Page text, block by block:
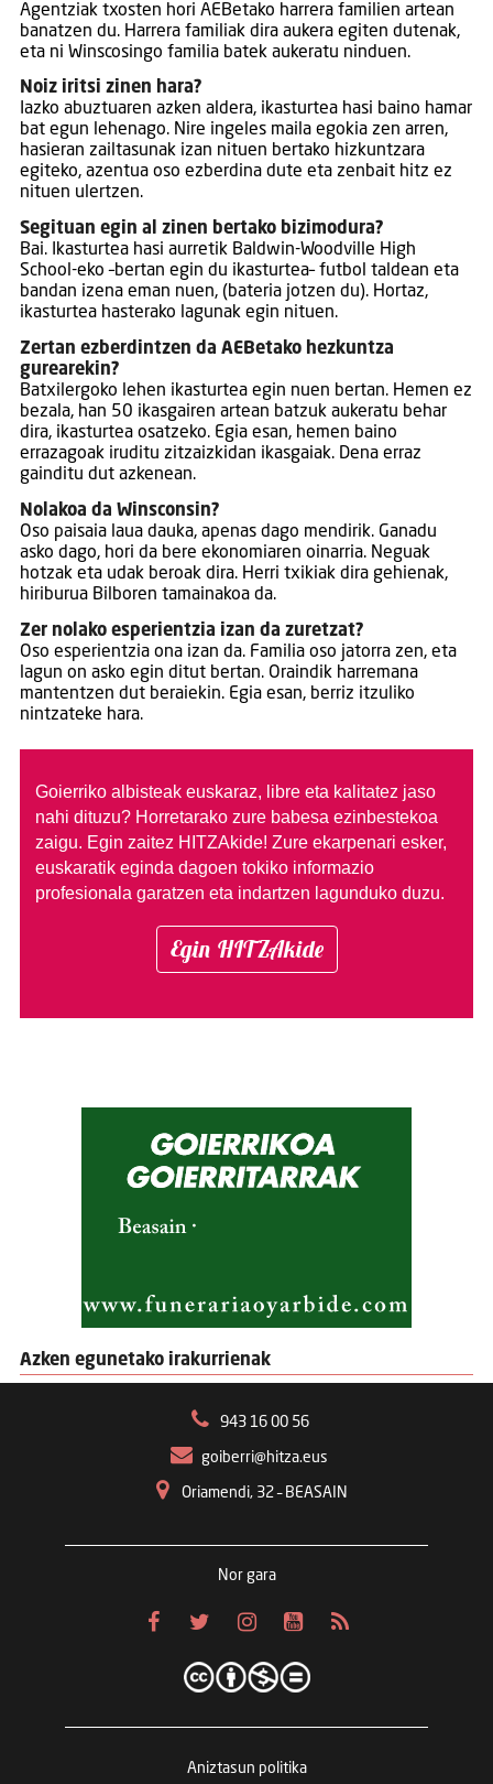
Agentziak txosten hori AEBetako harrera familien artean
banatzen du. Harrera familiak dira aukera egiten dutenak,
eta ni Winscosingo familia batek aukeratu ninduen.
Noiz iritsi zinen hara?
Iazko abuztuaren azken aldera, ikasturtea hasi baino hamar
bat egun lehenago. Nire ingeles maila egokia zen arren,
hasieran zailtasunak izan nituen bertako hizkuntzara
egiteko, azentua oso ezberdina dute eta zenbait hitz ez
nituen ulertzen.
Segituan egin al zinen bertako bizimodura?
Bai. Ikasturtea hasi aurretik Baldwin-Woodville High
School-eko –bertan egin du ikasturtea– futbol taldean eta
bandan izena eman nuen, (bateria jotzen du). Hortaz,
ikasturtea hasterako lagunak egin nituen.
Zertan ezberdintzen da AEBetako hezkuntza
gurearekin?
Batxilergoko lehen ikasturtea egin nuen bertan. Hemen ez
bezala, han 50 ikasgairen artean batzuk aukeratu behar
dira, ikasturtea osatzeko. Egia esan, hemen baino
errazagoak iruditu zitzaizkidan ikasgaiak. Dena erraz
gainditu dut azkenean.
Nolakoa da Winsconsin?
Oso paisaia laua dauka, apenas dago mendirik. Ganadu
asko dago, hori da bere ekonomiaren oinarria. Neguak
hotzak eta udak beroak dira. Herri txikiak dira gehienak,
hiriburua Bilboren tamainakoa da.
Zer nolako esperientzia izan da zuretzat?
Oso esperientzia ona izan da. Familia oso jatorra zen, eta
lagun on asko egin ditut bertan. Oraindik harremana
mantentzen dut beraiekin. Egia esan, berriz itzuliko
nintzateke hara.
Goierriko albisteak euskaraz, libre eta kalitatez jaso
nahi dituzu? Horretarako zure babesa ezinbestekoa
zaigu. Egin zaitez HITZAkide! Zure ekarpenari esker,
euskaratik eginda dagoen tokiko informazio
profesionala garatzen eta indartzen lagunduko duzu.
Egin HITZAkide
Azken egunetako irakurrienak
943 16 00 56
goiberri@hitza.eus
Oriamendi, 32 – BEASAIN
Nor gara
Aniztasun politika